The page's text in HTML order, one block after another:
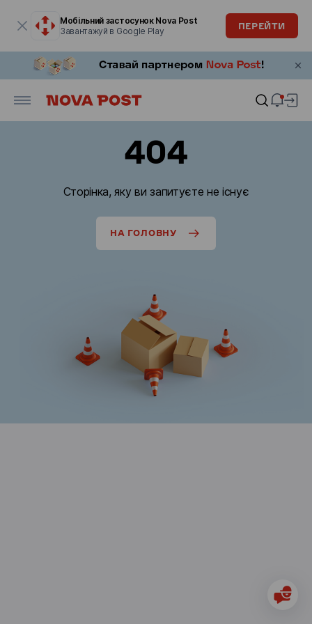
Мобільний застосунок Nova Post
Завантажуй в Google Play
ПЕРЕЙТИ
404
Сторінка, яку ви запитуєте не існує
НА ГОЛОВНУ